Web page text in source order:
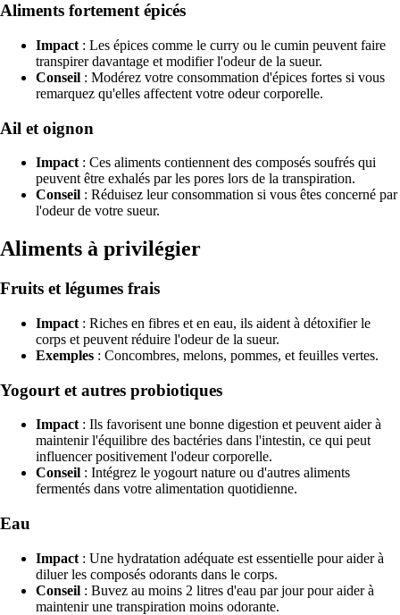
Aliments fortement épicés
Impact : Les épices comme le curry ou le cumin peuvent faire
transpirer davantage et modifier l'odeur de la sueur.
Conseil : Modérez votre consommation d'épices fortes si vous
remarquez qu'elles affectent votre odeur corporelle.
Ail et oignon
Impact: Ces aliments contiennent des composés soufrés qui
peuvent être exhalés par les pores lors de la transpiration.
Conseil : Réduisez leur consommation si vous êtes concerné par
l'odeur de votre sueur.
Aliments à privilégier
Fruits et légumes frais
Impact : Riches en fibres et en eau, ils aident à détoxifier le
corps et peuvent réduire l'odeur de la sueur.
Exemples : Concombres, melons, pommes, et feuilles vertes.
Yogourt et autres probiotiques
Impact : Ils favorisent une bonne digestion et peuvent aider à
maintenir l'équilibre des bactéries dans l'intestin, ce qui peut
influencer positivement l'odeur corporelle.
Conseil : Intégrez le yogourt nature ou d'autres aliments
fermentés dans votre alimentation quotidienne.
Eau
Impact : Une hydratation adéquate est essentielle pour aider à
diluer les composés odorants dans le corps.
Conseil : Buvez au moins 2 litres d'eau par jour pour aider à
maintenir une transpiration moins odorante.